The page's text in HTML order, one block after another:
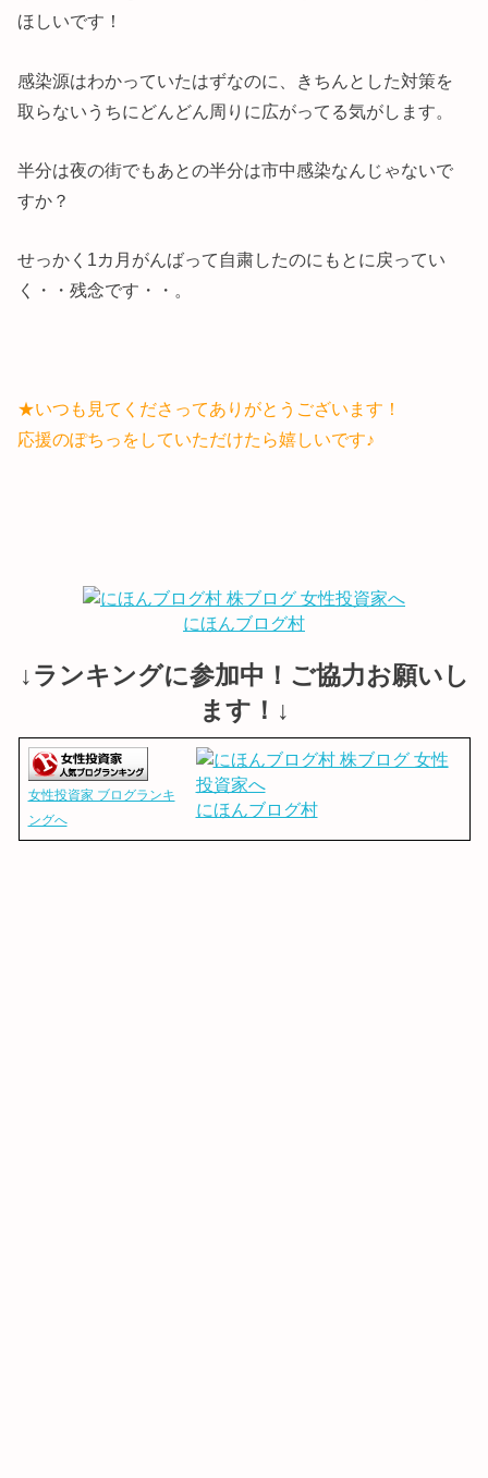
ほしいです！
感染源はわかっていたはずなのに、きちんとした対策を
取らないうちにどんどん周りに広がってる気がします。
半分は夜の街でもあとの半分は市中感染なんじゃないで
すか？
せっかく1カ月がんばって自粛したのにもとに戻ってい
く・・残念です・・。
★いつも見てくださってありがとうございます！
応援のぽちっをしていただけたら嬉しいです♪
にほんブログ村
↓ランキングに参加中！ご協力お願いし
ます！↓
女性投資家 ブログランキ
ングへ
にほんブログ村